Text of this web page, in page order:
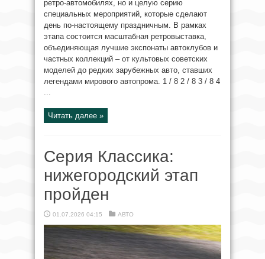
ретро‑автомобилях, но и целую серию
специальных мероприятий, которые сделают
день по‑настоящему праздничным. В рамках
этапа состоится масштабная ретровыставка,
объединяющая лучшие экспонаты автоклубов и
частных коллекций – от культовых советских
моделей до редких зарубежных авто, ставших
легендами мирового автопрома. 1 / 8 2 / 8 3 / 8 4
...
Читать далее »
Серия Классика:
нижегородский этап
пройден
01.07.2026 04:15 АВТО